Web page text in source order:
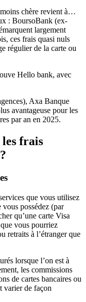
chère revient à…
: BoursoBank (ex-
largement
ces frais quasi nuls
régulier de la carte ou
Hello bank, avec
Axa Banque
avantageuse pour les
par an en 2025.
frais
que vous utilisez
vous possédez (par
qu’une carte Visa
que vous pourriez
retraits à l’étranger que
lorsque l’on est à
les commissions
de cartes bancaires ou
varier de façon